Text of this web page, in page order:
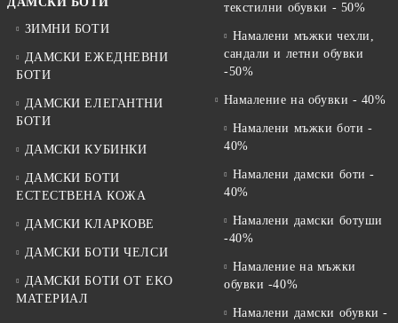
ЗИМНИ БОТИ
ДАМСКИ ЕЖЕДНЕВНИ
БОТИ
ДАМСКИ ЕЛЕГАНТНИ
БОТИ
ДАМСКИ КУБИНКИ
ДАМСКИ БОТИ
ЕСТЕСТВЕНА КОЖА
ДАМСКИ КЛАРКОВЕ
ДАМСКИ БОТИ ЧЕЛСИ
ДАМСКИ БОТИ ОТ EKO
МАТЕРИАЛ
текстилни обувки - 50%
Намалени мъжки чехли,
сандали и летни обувки
-50%
Намаление на обувки - 40%
Намалени мъжки боти -
40%
Намалени дамски боти -
40%
Намалени дамски ботуши
-40%
Намаление на мъжки
обувки -40%
Намалени дамски обувки -